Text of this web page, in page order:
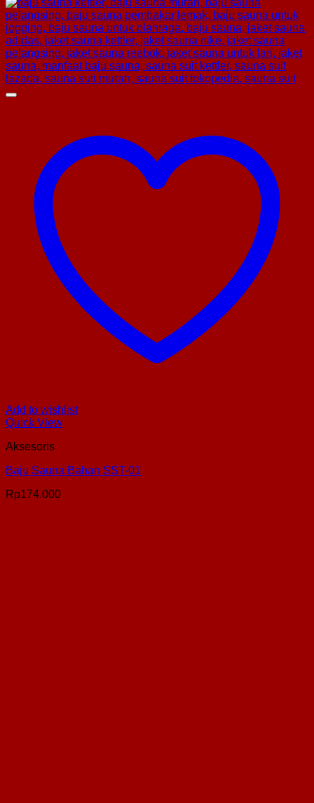
Add to wishlist
Quick View
Aksesoris
Baju Sauna Bahan SST-01
Rp174.000